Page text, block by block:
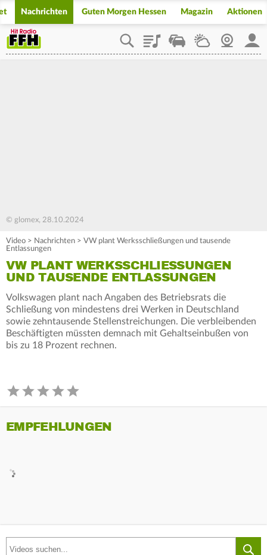
Nachrichten Guten Morgen Hessen Magazin Aktionen
PlaylistStaupilotWetterWebcam
© glomex, 28.10.2024
Video > Nachrichten > VW plant Werksschließungen und tausende
Entlassungen
VW PLANT WERKSSCHLIESSUNGEN U
ND TAUSENDE ENTLASSUNGEN
Volkswagen plant nach Angaben des Betriebsrats die
Schließung von mindestens drei Werken in Deutschland
sowie zehntausende Stellenstreichungen. Die verbleibenden
Beschäftigten müssten demnach mit Gehaltseinbußen von
bis zu 18 Prozent rechnen.
EMPFEHLUNGEN